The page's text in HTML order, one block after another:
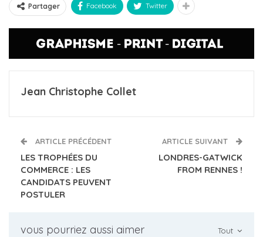
Partager Facebook Twitter
Jean Christophe Collet
ARTICLE PRÉCÉDENT
LES TROPHÉES DU
COMMERCE : LES
CANDIDATS PEUVENT
POSTULER
ARTICLE SUIVANT
LONDRES-GATWICK
FROM RENNES !
Tout
vous pourriez aussi aimer